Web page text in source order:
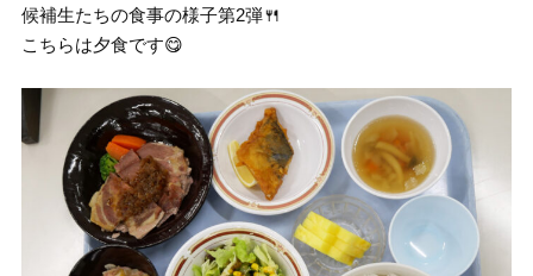
候補生たちの食事の様子第2弾🍴
こちらは夕食です😋